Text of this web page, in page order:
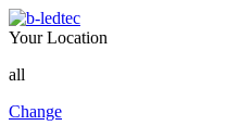
Your Location
all
Change